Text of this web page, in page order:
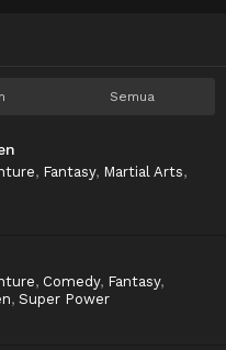
Semua
, Fantasy, Martial Arts,
, Comedy, Fantasy,
, Super Power